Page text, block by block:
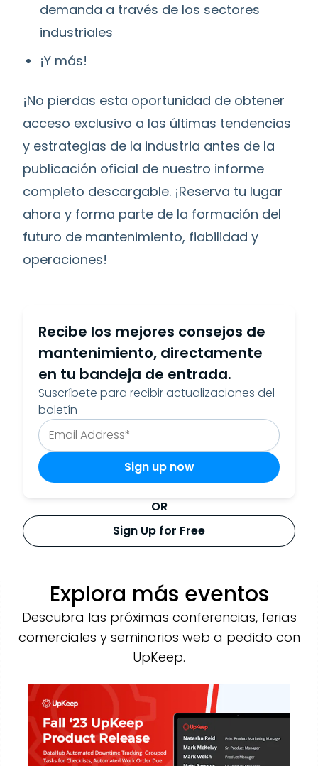
demanda a través de los sectores
industriales
¡Y más!
¡No pierdas esta oportunidad de obtener
acceso exclusivo a las últimas tendencias
y estrategias de la industria antes de la
publicación oficial de nuestro informe
completo descargable. ¡Reserva tu lugar
ahora y forma parte de la formación del
futuro de mantenimiento, fiabilidad y
operaciones!
Recibe los mejores consejos de
mantenimiento, directamente
en tu bandeja de entrada.
Suscríbete para recibir actualizaciones del
boletín
OR
Sign Up for Free
Explora más eventos
Descubra las próximas conferencias, ferias
comerciales y seminarios web a pedido con
UpKeep.